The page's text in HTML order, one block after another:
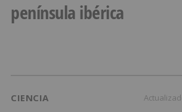
península ibérica
CIENCIA